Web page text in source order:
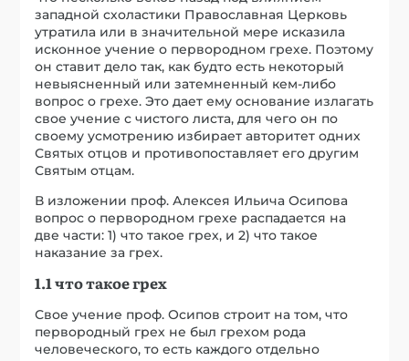
западной схоластики Православная Церковь
утратила или в значительной мере исказила
исконное учение о первородном грехе. Поэтому
он ставит дело так, как будто есть некоторый
невыясненный или затемненный кем-либо
вопрос о грехе. Это дает ему основание излагать
свое учение с чистого листа, для чего он по
своему усмотрению избирает авторитет одних
Святых отцов и противопоставляет его другим
Святым отцам.
В изложении проф. Алексея Ильича Осипова
вопрос о первородном грехе распадается на
две части: 1) что такое грех, и 2) что такое
наказание за грех.
1.1 что такое грех
Свое учение проф. Осипов строит на том, что
первородный грех не был грехом рода
человеческого, то есть каждого отдельно